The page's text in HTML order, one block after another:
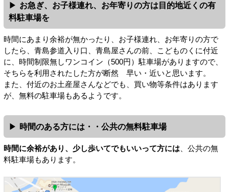
お急ぎ、お子様連れ、お年寄りの方は目的地近くの有
料駐車場を
時間にあまり余裕が無かったり、お子様連れ、お年寄りの方で
したら、青島参道入り口、青島屋さんの前、こどものくに付近
に、時間制限無しワンコイン（500円）駐車場がありますので、
そちらを利用されたした方が断然 早い・近いと思います。
また、付近のお土産屋さんなどでも、買い物等条件はあります
が、無料の駐車場もあるようです。
時間のある方には・・公共の無料駐車場
時間に余裕があり、少し歩いてでもいいって方には、公共の無
料駐車場もあります。